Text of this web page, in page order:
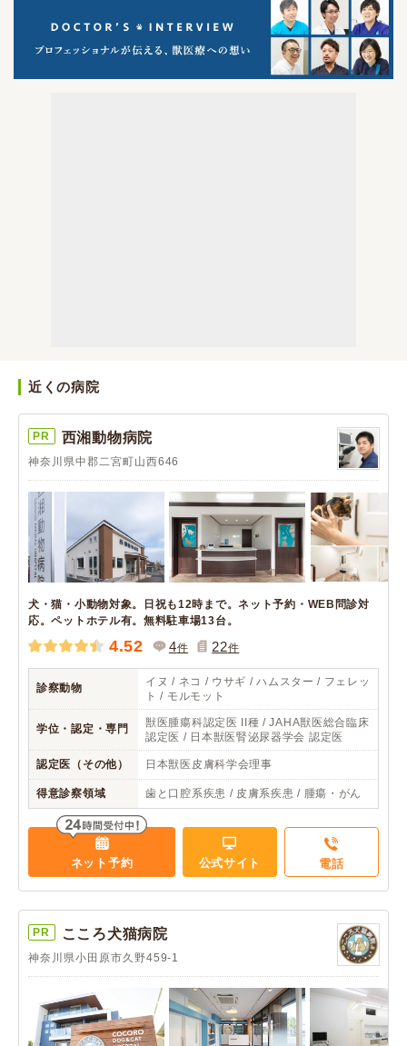
近くの病院
PR 西湘動物病院
神奈川県中郡二宮町山西646
犬・猫・小動物対象。日祝も12時まで。ネット予約・WEB問診対
応。ペットホテル有。無料駐車場13台。
4.52 4件 22件
診察動物
イヌ / ネコ / ウサギ / ハムスター / フェレッ
ト / モルモット
学位・認定・専門
獣医腫瘍科認定医 II種 / JAHA獣医総合臨床
認定医 / 日本獣医腎泌尿器学会 認定医
認定医（その他） 日本獣医皮膚科学会理事
得意診察領域 歯と口腔系疾患 / 皮膚系疾患 / 腫瘍・がん
ネット予約 公式サイト 電話
PR こころ犬猫病院
神奈川県小田原市久野459-1